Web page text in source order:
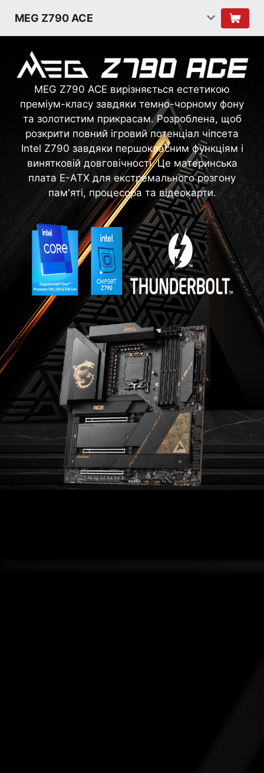
MEG Z790 ACE
MEG Z790 ACE вирізняється естетикою
преміум-класу завдяки темно-чорному фону
та золотистим прикрасам. Розроблена, щоб
розкрити повний ігровий потенціал чіпсета
Intel Z790 завдяки першокласним функціям і
винятковій довговічності. Це материнська
плата E-ATX для екстремального розгону
пам'яті, процесора та відеокарти.